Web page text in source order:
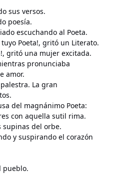
sus versos.
poesía.
escuchando al Poeta.
Poeta!, gritó un Literato.
gritó una mujer excitada.
pronunciaba
amor.
La gran
del magnánimo Poeta:
con aquella sutil rima.
supinas del orbe.
y suspirando el corazón
pueblo.